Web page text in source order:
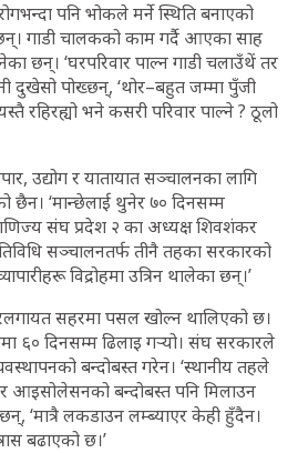
पनि भोकले मर्ने स्थिति बनाएको
गाडी चालकको काम गर्दै आएका साह
छन्। ‘घरपरिवार पाल्न गाडी चलाउँथें तर
दुखेसो पोख्छन्, ‘थोर–बहुत जम्मा पुँजी
रहिरह्यो भने कसरी परिवार पाल्ने ? ठूलो
उद्योग र यातायात सञ्चालनका लागि
छैन। ‘मान्छेलाई थुनेर ७० दिनसम्म
संघ प्रदेश २ का अध्यक्ष शिवशंकर
सञ्चालनतर्फ तीनै तहका सरकारको
विद्रोहमा उत्रिन थालेका छन्।’
सहरमा पसल खोल्न थालिएको छ।
६० दिनसम्म ढिलाइ गर्‍यो। संघ सरकारले
बन्दोबस्त गरेन। ‘स्थानीय तहले
आइसोलेसनको बन्दोबस्त पनि मिलाउन
‘मात्रै लकडाउन लम्ब्याएर केही हुँदैन।
बढाएको छ।’